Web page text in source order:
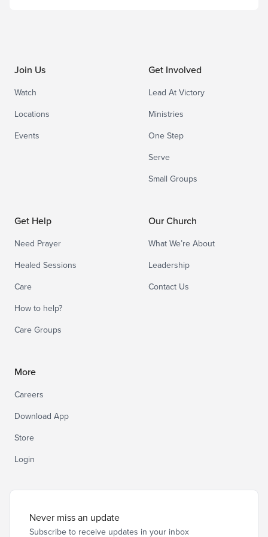
Join Us
Watch
Locations
Events
Get Involved
Lead At Victory
Ministries
One Step
Serve
Small Groups
Get Help
Need Prayer
Healed Sessions
Care
How to help?
Care Groups
Our Church
What We’re About
Leadership
Contact Us
More
Careers
Download App
Store
Login
Never miss an update
Subscribe to receive updates in your inbox